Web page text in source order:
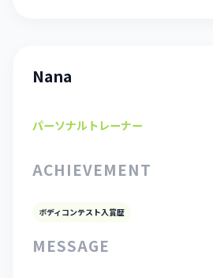
Nana
パーソナルトレーナー
ACHIEVEMENT
ボディコンテスト入賞歴
MESSAGE